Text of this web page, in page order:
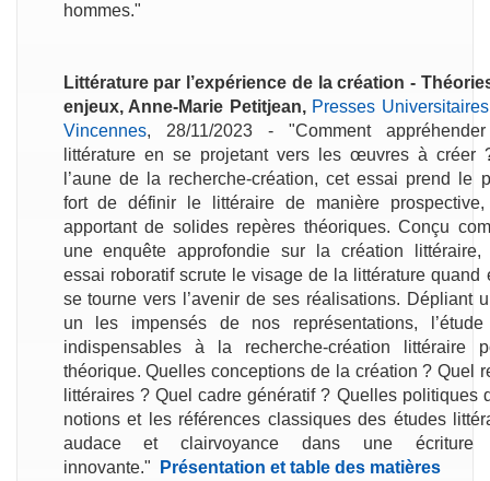
hommes."
Littérature par l’expérience de la création -
enjeux, Anne-Marie Petitjean, Presses
Vincennes, 28/11/2023 - "Comment
littérature en se projetant vers les œuvres à créer
l’aune de la recherche-création, cet essai prend le
fort de définir le littéraire de manière
apportant de solides repères théoriques. Conçu
une enquête approfondie sur la création littéraire,
essai roboratif scrute le visage de la littérature quand
se tourne vers l’avenir de ses réalisations. Dépliant
un les impensés de nos représentations,
indispensables à la recherche-création
théorique. Quelles conceptions de la création ? Quel
littéraires ? Quel cadre génératif ? Quelles politiques
notions et les références classiques des études
audace et clairvoyance dans une écriture
innovante."
Présentation et table des matières